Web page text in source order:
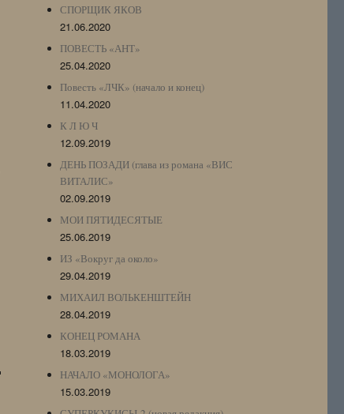
СПОРЩИК ЯКОВ
21.06.2020
ПОВЕСТЬ «АНТ»
25.04.2020
Повесть «ЛЧК» (начало и конец)
11.04.2020
К Л Ю Ч
12.09.2019
ДЕНЬ ПОЗАДИ (глава из романа «ВИС
ВИТАЛИС»
02.09.2019
МОИ ПЯТИДЕСЯТЫЕ
25.06.2019
ИЗ «Вокруг да около»
29.04.2019
МИХАИЛ ВОЛЬКЕНШТЕЙН
28.04.2019
КОНЕЦ РОМАНА
18.03.2019
НАЧАЛО «МОНОЛОГА»
15.03.2019